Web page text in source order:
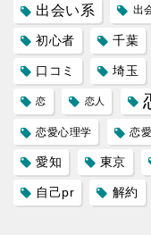
出会い系 出
初心者 千葉
口コミ 埼玉
恋 恋人
恋愛心理学 恋
愛知 東京
自己pr 解約